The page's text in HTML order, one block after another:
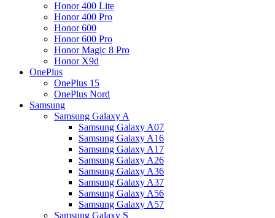
Honor 400 Lite
Honor 400 Pro
Honor 600
Honor 600 Pro
Honor Magic 8 Pro
Honor X9d
OnePlus
OnePlus 15
OnePlus Nord
Samsung
Samsung Galaxy A
Samsung Galaxy A07
Samsung Galaxy A16
Samsung Galaxy A17
Samsung Galaxy A26
Samsung Galaxy A36
Samsung Galaxy A37
Samsung Galaxy A56
Samsung Galaxy A57
Samsung Galaxy S